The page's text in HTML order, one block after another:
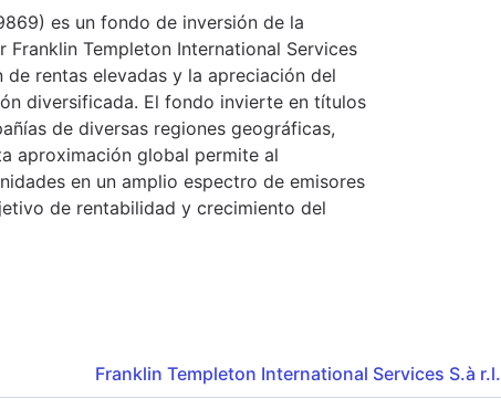
es un fondo de inversión de la
Templeton International Services
rentas elevadas y la apreciación del
diversificada. El fondo invierte en títulos
de diversas regiones geográficas,
aproximación global permite al
en un amplio espectro de emisores
de rentabilidad y crecimiento del
Franklin Templeton International Services S.à r.l.